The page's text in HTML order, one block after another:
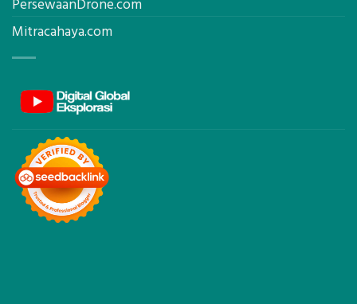
PersewaanDrone.com
Mitracahaya.com